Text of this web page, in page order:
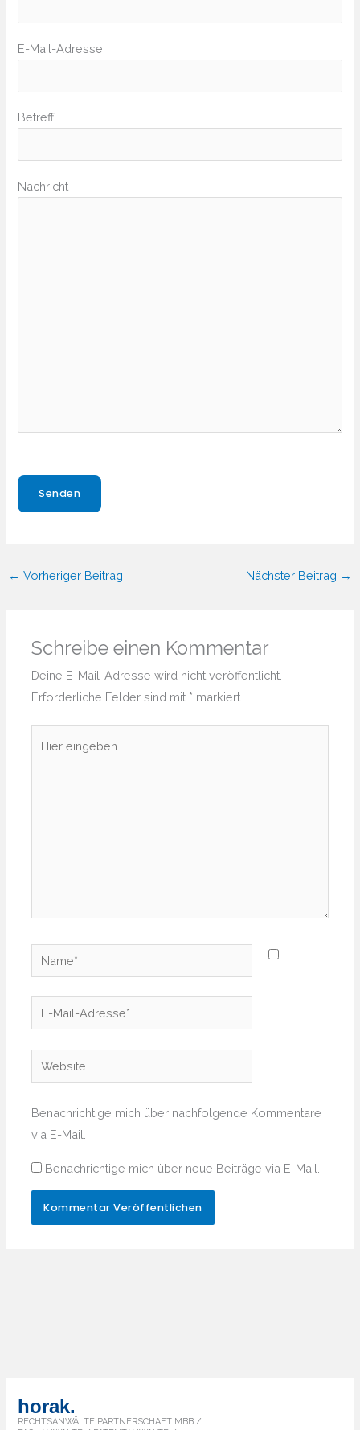
Bitte lasse dieses Feld leer.
E-Mail-Adresse
Betreff
Nachricht
← Vorheriger Beitrag Nächster Beitrag →
Schreibe einen Kommentar
Deine E-Mail-Adresse wird nicht veröffentlicht.
Erforderliche Felder sind mit * markiert
eingeben…
Name*
E-
Mail-
Adresse*
Website
Benachrichtige mich über nachfolgende Kommentare
via E-Mail.
Benachrichtige mich über neue Beiträge via E-Mail.
horak.
RECHTSANWÄLTE PARTNERSCHAFT MBB /